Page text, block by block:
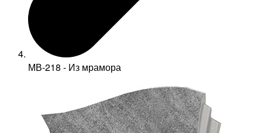
МВ-218 - Из мрамора